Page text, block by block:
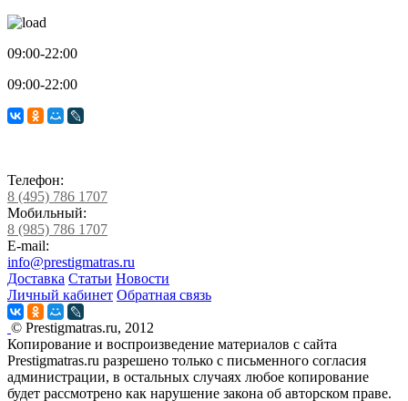
09:00-22:00
09:00-22:00
Телефон:
8 (495) 786 1707
Мобильный:
8 (985) 786 1707
E-mail:
info@prestigmatras.ru
Доставка Статьи Новости
Личный кабинет Обратная связь
© Prestigmatras.ru, 2012
Копирование и воспроизведение материалов с сайта
Prestigmatras.ru разрешено только с письменного согласия
администрации, в остальных случаях любое копирование
будет рассмотрено как нарушение закона об авторском праве.